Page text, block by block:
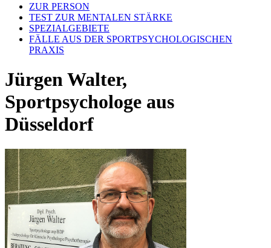
ZUR PERSON
TEST ZUR MENTALEN STÄRKE
SPEZIALGEBIETE
FÄLLE AUS DER SPORTPSYCHOLOGISCHEN
PRAXIS
Jürgen Walter,
Sportpsychologe aus
Düsseldorf